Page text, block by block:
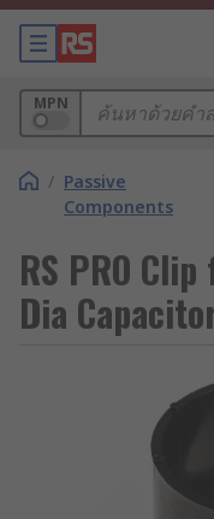
MPN
/ Passive
Components
RS PRO
Dia